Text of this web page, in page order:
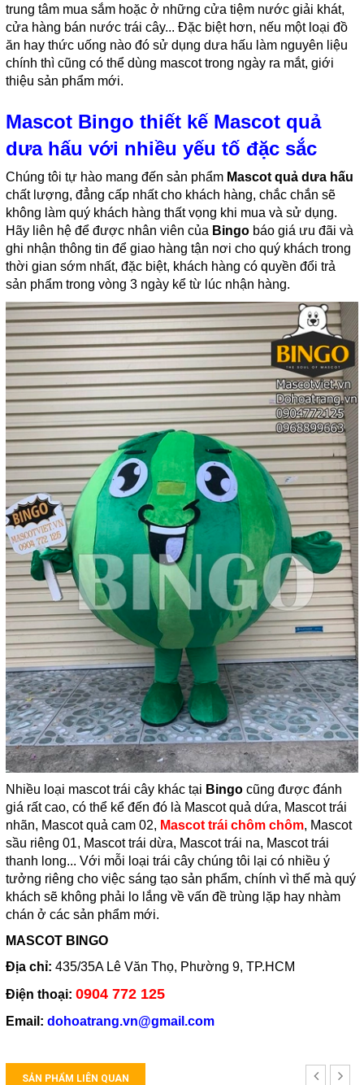
trung tâm mua sắm hoặc ở những cửa tiệm nước giải khát,
cửa hàng bán nước trái cây... Đặc biệt hơn, nếu một loại đồ
ăn hay thức uống nào đó sử dụng dưa hấu làm nguyên liệu
chính thì cũng có thể dùng mascot trong ngày ra mắt, giới
thiệu sản phẩm mới.
Mascot Bingo thiết kế Mascot quả
dưa hấu với nhiều yếu tố đặc sắc
Chúng tôi tự hào mang đến sản phẩm Mascot quả dưa hấu
chất lượng, đẳng cấp nhất cho khách hàng, chắc chắn sẽ
không làm quý khách hàng thất vọng khi mua và sử dụng.
Hãy liên hệ để được nhân viên của Bingo báo giá ưu đãi và
ghi nhận thông tin để giao hàng tận nơi cho quý khách trong
thời gian sớm nhất, đặc biệt, khách hàng có quyền đổi trả
sản phẩm trong vòng 3 ngày kể từ lúc nhận hàng.
Nhiều loại mascot trái cây khác tại Bingo cũng được đánh
giá rất cao, có thể kể đến đó là Mascot quả dứa, Mascot trái
nhãn, Mascot quả cam 02, Mascot trái chôm chôm, Mascot
sầu riêng 01, Mascot trái dừa, Mascot trái na, Mascot trái
thanh long... Với mỗi loại trái cây chúng tôi lại có nhiều ý
tưởng riêng cho việc sáng tạo sản phẩm, chính vì thế mà quý
khách sẽ không phải lo lắng về vấn đề trùng lặp hay nhàm
chán ở các sản phẩm mới.
MASCOT BINGO
Địa chỉ: 435/35A Lê Văn Thọ, Phường 9, TP.HCM
Điện thoại: 0904 772 125
Email: dohoatrang.vn@gmail.com
SẢN PHẨM LIÊN QUAN